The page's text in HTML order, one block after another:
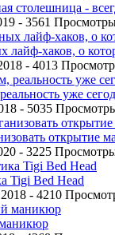
столешница -
- 3561
лайф-хаков, о
- 4013
уже
- 5035
открытие
- 3225
Tigi Bed Head
- 4210